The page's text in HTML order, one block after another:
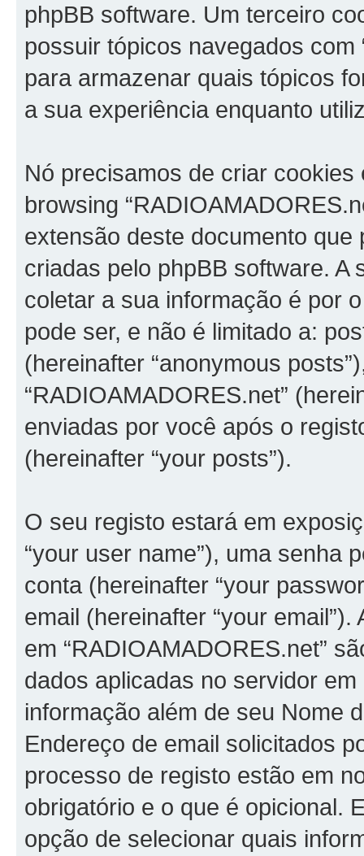
phpBB software. Um terceiro
possuir tópicos navegados com
para armazenar quais tópicos
a sua experiência enquanto
Nó precisamos de criar
browsing
extensão deste documento
criadas pelo phpBB software. A
coletar a sua informação é por
pode ser, e não é limitado a:
(hereinafter “anonymous
“RADIOAMADORES.net”
enviadas por você após o
(hereinafter “your posts”).
O seu registo estará em
“your user name”), uma senha
conta (hereinafter “your
email (hereinafter “your
em “RADIOAMADORES.net”
dados aplicadas no servidor
informação além de seu Nome
Endereço de email solicitados
processo de registo estão em
obrigatório e o que é opicional.
opção de selecionar quais